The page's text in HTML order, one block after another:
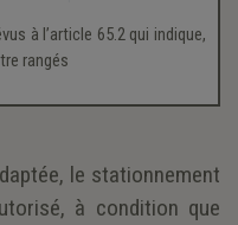
à l’article 65.2 qui indique,
rangés
le stationnement
à condition que